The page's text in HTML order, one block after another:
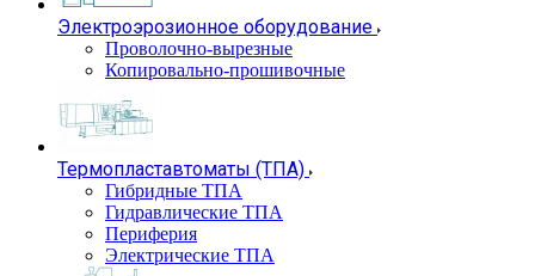
Электроэрозионное оборудование
Проволочно-вырезные
Копировально-прошивочные
Термопластавтоматы (ТПА)
Гибридные ТПА
Гидравлические ТПА
Периферия
Электрические ТПА